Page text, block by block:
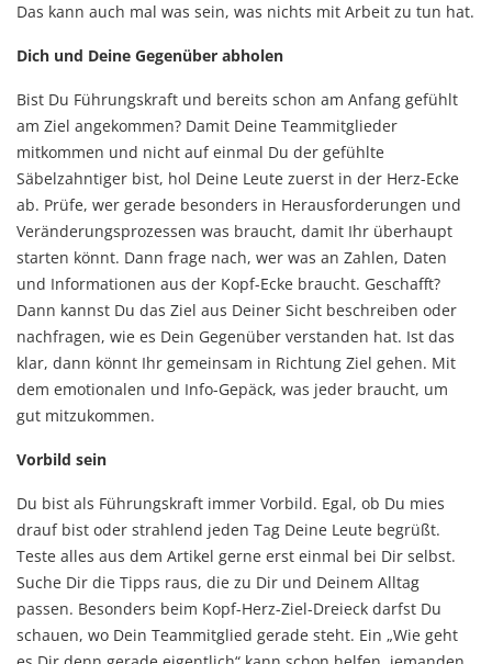
Das kann auch mal was sein, was nichts mit Arbeit zu tun hat.
Dich und Deine Gegenüber abholen
Bist Du Führungskraft und bereits schon am Anfang gefühlt
am Ziel angekommen? Damit Deine Teammitglieder
mitkommen und nicht auf einmal Du der gefühlte
Säbelzahntiger bist, hol Deine Leute zuerst in der Herz-Ecke
ab. Prüfe, wer gerade besonders in Herausforderungen und
Veränderungsprozessen was braucht, damit Ihr überhaupt
starten könnt. Dann frage nach, wer was an Zahlen, Daten
und Informationen aus der Kopf-Ecke braucht. Geschafft?
Dann kannst Du das Ziel aus Deiner Sicht beschreiben oder
nachfragen, wie es Dein Gegenüber verstanden hat. Ist das
klar, dann könnt Ihr gemeinsam in Richtung Ziel gehen. Mit
dem emotionalen und Info-Gepäck, was jeder braucht, um
gut mitzukommen.
Vorbild sein
Du bist als Führungskraft immer Vorbild. Egal, ob Du mies
drauf bist oder strahlend jeden Tag Deine Leute begrüßt.
Teste alles aus dem Artikel gerne erst einmal bei Dir selbst.
Suche Dir die Tipps raus, die zu Dir und Deinem Alltag
passen. Besonders beim Kopf-Herz-Ziel-Dreieck darfst Du
schauen, wo Dein Teammitglied gerade steht. Ein „Wie geht